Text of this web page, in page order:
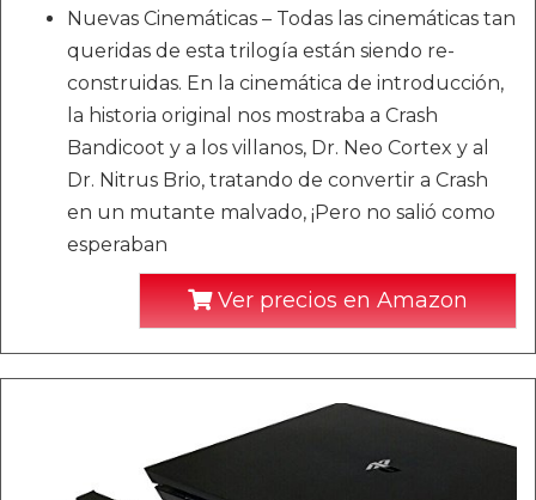
Nuevas Cinemáticas – Todas las cinemáticas tan
queridas de esta trilogía están siendo re-
construidas. En la cinemática de introducción,
la historia original nos mostraba a Crash
Bandicoot y a los villanos, Dr. Neo Cortex y al
Dr. Nitrus Brio, tratando de convertir a Crash
en un mutante malvado, ¡Pero no salió como
esperaban
Ver precios en Amazon